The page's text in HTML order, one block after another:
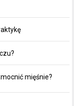
mięśnie?